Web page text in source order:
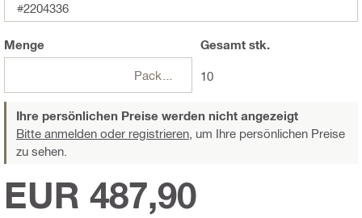
#2204336
Menge
Packungen
Gesamtstk.
10
Ihre persönlichen Preise werden nicht angezeigt
Bitte anmelden oder registrieren, um Ihre persönlichen Preise
zu sehen.
EUR 487,90